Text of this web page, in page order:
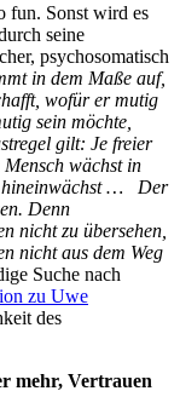
fun. Sonst wird es
seine
psychosomatisch
in dem Maße auf,
wofür er mutig
sein möchte,
gilt: Je freier
wächst in
hineinwächst … Der
Denn
nicht zu übersehen,
nicht aus dem Weg
Suche nach
zu Uwe
des
mehr, Vertrauen